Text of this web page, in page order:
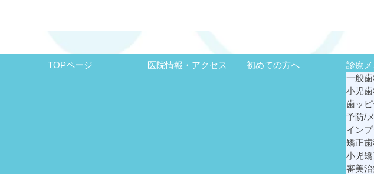
TOPページ 医院情報・アクセス 初めての方へ
診療
一般
小児
歯ッ
予防/
イン
矯正
小児
審美